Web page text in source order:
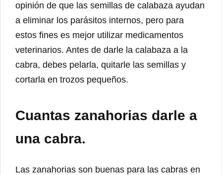
opinión de que las semillas de calabaza ayudan
a eliminar los parásitos internos, pero para
estos fines es mejor utilizar medicamentos
veterinarios. Antes de darle la calabaza a la
cabra, debes pelarla, quitarle las semillas y
cortarla en trozos pequeños.
Cuantas zanahorias darle a
una cabra.
Las zanahorias son buenas para las cabras en